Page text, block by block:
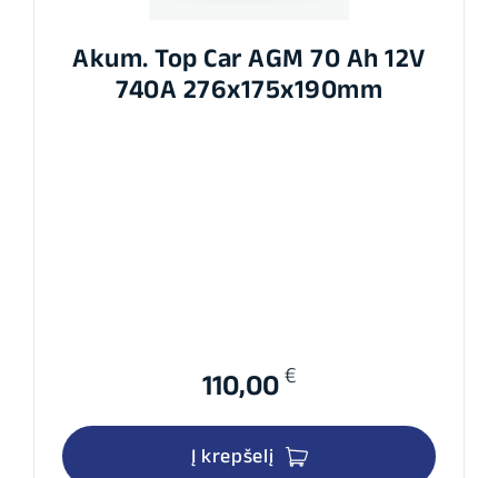
Akum. Top Car AGM 70 Ah 12V
740A 276x175x190mm
110,00 €
Į krepšelį